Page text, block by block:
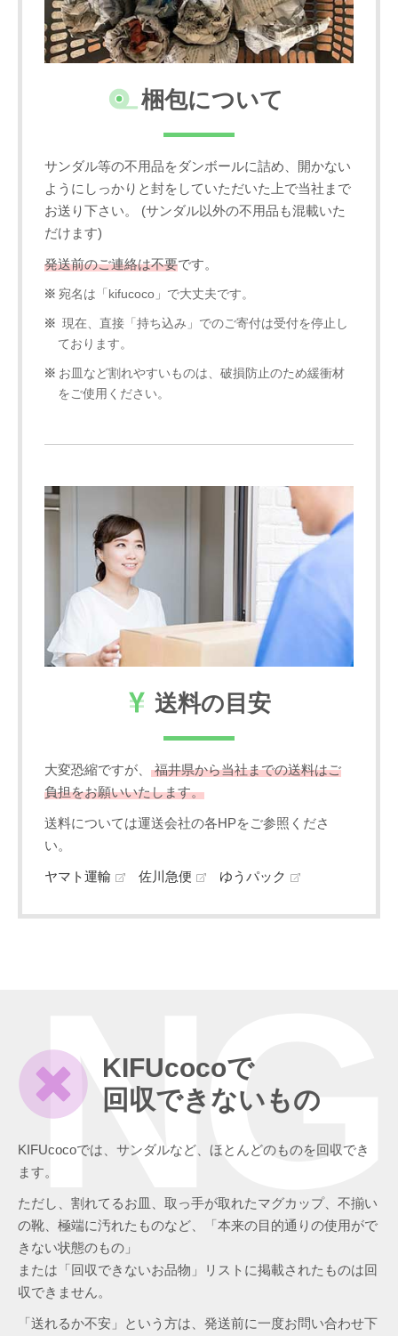
梱包について
サンダル等の不用品をダンボールに詰め、開かない
ようにしっかりと封をしていただいた上で当社まで
お送り下さい。 (サンダル以外の不用品も混載いた
だけます)
発送前のご連絡は不要です。
宛名は「kifucoco」で大丈夫です。
現在、直接「持ち込み」でのご寄付は受付を停止し
ております。
お皿など割れやすいものは、破損防止のため緩衝材
をご使用ください。
送料の目安
大変恐縮ですが、 福井県から当社までの送料はご
負担をお願いいたします。
送料については運送会社の各HPをご参照くださ
い。
ヤマト運輸 佐川急便 ゆうパック
KIFUcocoで
回収できないもの
KIFUcocoでは、サンダルなど、ほとんどのものを回収でき
ます。
ただし、割れてるお皿、取っ手が取れたマグカップ、不揃い
の靴、極端に汚れたものなど、「本来の目的通りの使用がで
きない状態のもの」
または「回収できないお品物」リストに掲載されたものは回
収できません。
「送れるか不安」という方は、発送前に一度お問い合わせ下
NG